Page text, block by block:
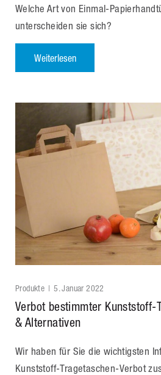
Welche Art von Einmal-
unterscheiden sie sich?
Weiterlesen
Verbot bestimmter Kunststoff-
& Alternativen
Produkte 5. Januar 2022
Wir haben für Sie die wichtigsten
Kunststoff-Tragetaschen-Verbot